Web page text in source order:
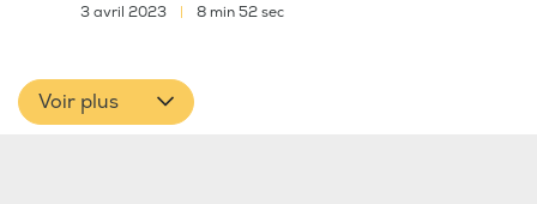
3 avril 2023 8 min 52 sec
Voir plus